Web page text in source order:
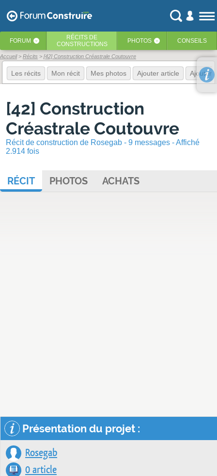
FORUM ‹ RÉCITS DE
CONSTRUCTIONS
PHOTOS ‹ CONSEILS
Accueil Récits [42] Construction Créastrale Coutouvre
Les récits Mon récit Mes photos Ajouter article Ajouter
[42] Construction
Créastrale Coutouvre
Récit de construction de Rosegab - 9 messages - Affiché
2.914 fois
RÉCIT PHOTOS ACHATS
Présentation du projet :
Rosegab
0 article